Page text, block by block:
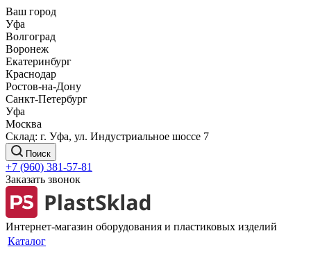
Ваш город
Уфа
Волгоград
Воронеж
Екатеринбург
Краснодар
Ростов-на-Дону
Санкт-Петербург
Уфа
Москва
Склад: г. Уфа, ул. Индустриальное шоссе 7
Поиск
+7 (960) 381-57-81
Заказать звонок
Интернет-магазин оборудования и пластиковых изделий
Каталог